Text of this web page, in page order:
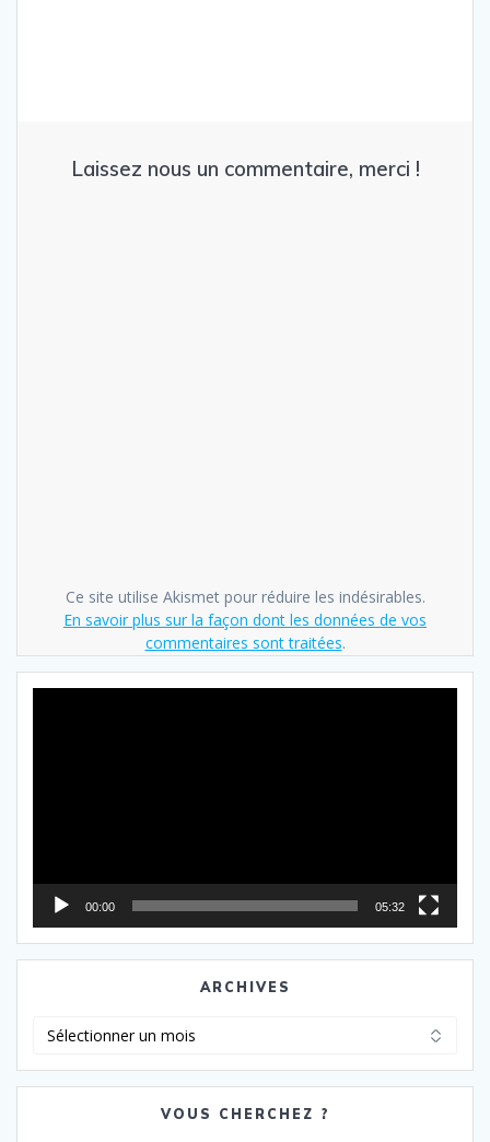
Laissez nous un commentaire, merci !
Ce site utilise Akismet pour réduire les indésirables.
En savoir plus sur la façon dont les données de vos
commentaires sont traitées.
00:00 05:32
ARCHIVES
VOUS CHERCHEZ ?